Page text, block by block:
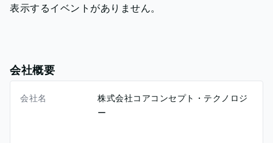
表示するイベントがありません。
会社概要
会社名
株式会社コアコンセプト・テクノロジ
ー